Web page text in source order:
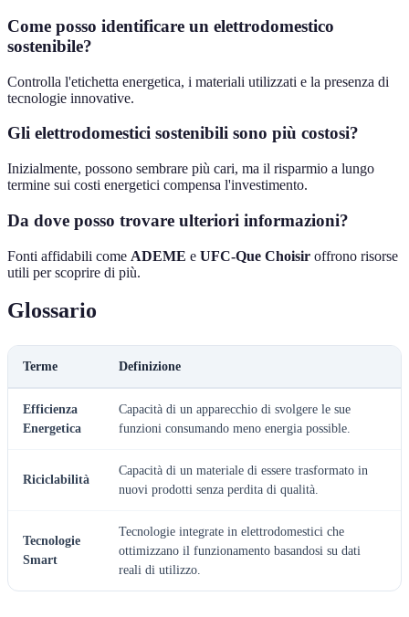
Come posso identificare un elettrodomestico
sostenibile?
Controlla l'etichetta energetica, i materiali utilizzati e la presenza di
tecnologie innovative.
Gli elettrodomestici sostenibili sono più costosi?
Inizialmente, possono sembrare più cari, ma il risparmio a lungo
termine sui costi energetici compensa l'investimento.
Da dove posso trovare ulteriori informazioni?
Fonti affidabili come ADEME e UFC-Que Choisir offrono risorse
utili per scoprire di più.
Glossario
Terme Definizione
Efficienza
Energetica
Capacità di un apparecchio di svolgere le sue
funzioni consumando meno energia possible.
Riciclabilità
Capacità di un materiale di essere trasformato in
nuovi prodotti senza perdita di qualità.
Tecnologie
Smart
Tecnologie integrate in elettrodomestici che
ottimizzano il funzionamento basandosi su dati
reali di utilizzo.